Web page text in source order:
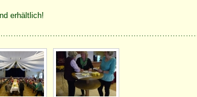
erhältlich!